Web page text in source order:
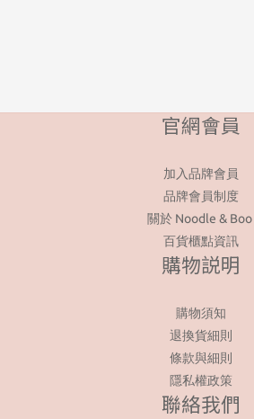
官網會員
加入品牌會員
品牌會員制度
關於 Noodle & Boo
百貨櫃點資訊
購物説明
購物須知
退換貨細則
條款與細則
隱私權政策
聯絡我們